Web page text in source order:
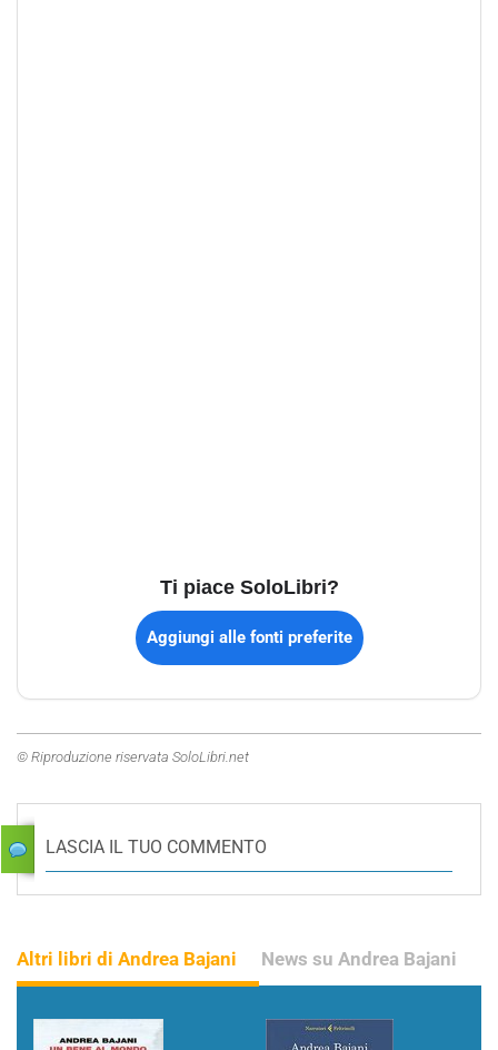
Ti piace SoloLibri?
Aggiungi alle fonti preferite
© Riproduzione riservata SoloLibri.net
LASCIA IL TUO COMMENTO
Altri libri di Andrea Bajani News su Andrea Bajani